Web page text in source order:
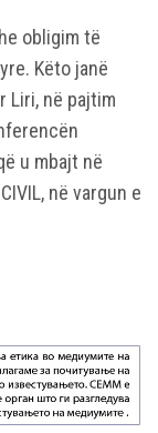
obligim të
Këto janë
Liri, në pajtim
u mbajt në
në vargun e